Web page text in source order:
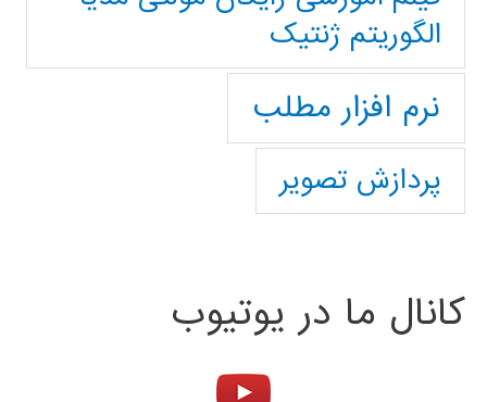
الگوریتم ژنتیک
نرم افزار مطلب
پردازش تصویر
کانال ما در یوتیوب